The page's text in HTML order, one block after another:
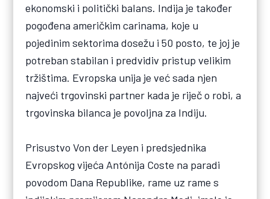
ekonomski i politički balans. Indija je također
pogođena američkim carinama, koje u
pojedinim sektorima dosežu i 50 posto, te joj je
potreban stabilan i predvidiv pristup velikim
tržištima. Evropska unija je već sada njen
najveći trgovinski partner kada je riječ o robi, a
trgovinska bilanca je povoljna za Indiju.
Prisustvo Von der Leyen i predsjednika
Evropskog vijeća Antónija Coste na paradi
povodom Dana Republike, rame uz rame s